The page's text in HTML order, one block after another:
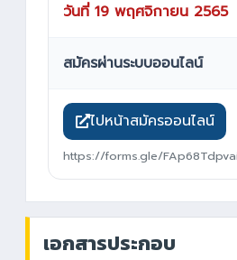
วันที่ 19 พฤศจิกายน 2565
สมัครผ่านระบบออนไลน์
ไปหน้าสมัครออนไลน์
https://forms.gle/
เอกสารประกอบ